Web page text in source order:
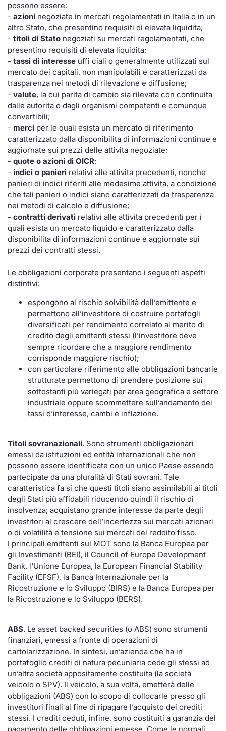
possono essere:
- azioni negoziate in mercati regolamentati in Italia o in un
altro Stato, che presentino requisiti di elevata liquidita;
- titoli di Stato negoziati su mercati regolamentati, che
presentino requisiti di elevata liquidita;
- tassi di interesse uffi ciali o generalmente utilizzati sul
mercato dei capitali, non manipolabili e caratterizzati da
trasparenza nei metodi di rilevazione e diffusione;
- valute, la cui parita di cambio sia rilevata con continuita
dalle autorita o dagli organismi competenti e comunque
convertibili;
- merci per le quali esista un mercato di riferimento
caratterizzato dalla disponibilita di informazioni continue e
aggiornate sui prezzi delle attivita negoziate;
- quote o azioni di OICR;
- indici o panieri relativi alle attivita precedenti, nonche
panieri di indici riferiti alle medesime attivita, a condizione
che tali panieri o indici siano caratterizzati da trasparenza
nei metodi di calcolo e diffusione;
- contratti derivati relativi alle attivita precedenti per i
quali esista un mercato liquido e caratterizzato dalla
disponibilita di informazioni continue e aggiornate sui
prezzi dei contratti stessi.
Le obbligazioni corporate presentano i seguenti aspetti
distintivi:
espongono al rischio solvibilità dell’emittente e
permettono all’investitore di costruire portafogli
diversificati per rendimento correlato al merito di
credito degli emittenti stessi (l’investitore deve
sempre ricordare che a maggiore rendimento
corrisponde maggiore rischio);
con particolare riferimento alle obbligazioni bancarie
strutturate permettono di prendere posizione sui
sottostanti più variegati per area geografica e settore
industriale oppure scommettere sull’andamento dei
tassi d’interesse, cambi e inflazione.
Titoli sovranazionali. Sono strumenti obbligazionari
emessi da istituzioni ed entità internazionali che non
possono essere identificate con un unico Paese essendo
partecipate da una pluralità di Stati sovrani. Tale
caratteristica fa si che questi titoli siano assimilabili ai titoli
degli Stati più affidabili riducendo quindi il rischio di
insolvenza; acquistano grande interesse da parte degli
investitori al crescere dell’incertezza sui mercati azionari
o di volatilità e tensione sui mercati del reddito fisso.
I principali emittenti sul MOT sono la Banca Europea per
gli Investimenti (BEI), il Council of Europe Development
Bank, l'Unione Europea, la European Financial Stability
Facility (EFSF), la Banca Internazionale per la
Ricostruzione e lo Sviluppo (BIRS) e la Banca Europea per
la Ricostruzione e lo Sviluppo (BERS).
ABS. Le asset backed securities (o ABS) sono strumenti
finanziari, emessi a fronte di operazioni di
cartolarizzazione. In sintesi, un’azienda che ha in
portafoglio crediti di natura pecuniaria cede gli stessi ad
un’altra società appositamente costituita (la società
veicolo o SPV). Il veicolo, a sua volta, emetterà delle
obbligazioni (ABS) con lo scopo di collocarle presso gli
investitori finali al fine di ripagare l’acquisto dei crediti
stessi. I crediti ceduti, infine, sono costituiti a garanzia del
Opzioni
Opzioni
Avvisi
KID
Market Maker, Liquidity provider e
Specialist
RFQ
Spread Europei
Formazione
Statistiche del Mercato